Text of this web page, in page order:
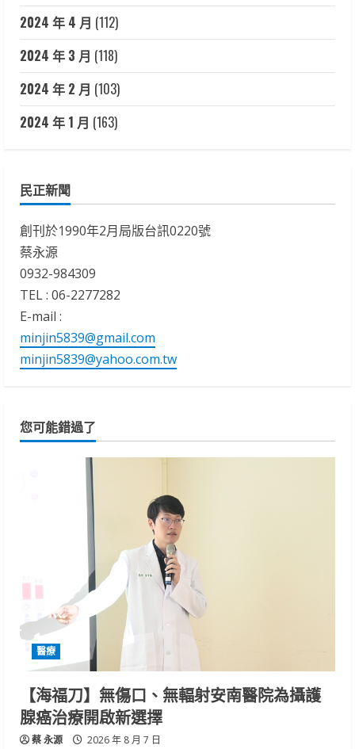
2024 年 4 月 (112)
2024 年 3 月 (118)
2024 年 2 月 (103)
2024 年 1 月 (163)
民正新聞
創刊於1990年2月局版台訊0220號
蔡永源
0932-984309
TEL : 06-2277282
E-mail :
minjin5839@gmail.com
minjin5839@yahoo.com.tw
您可能錯過了
醫療
【海福刀】無傷口、無輻射安南醫院為攝護
腺癌治療開啟新選擇
蔡 永源 2026 年 8 月 7 日